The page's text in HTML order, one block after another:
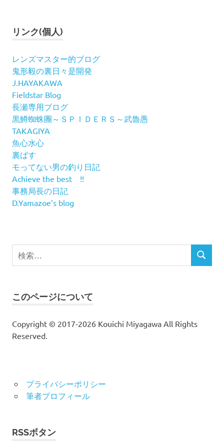
リンク(個人)
レンズマスター的ブログ
鬼形毅の裏日々是開発
J.HAYAKAWA
Fieldstar Blog
長瀬専用ブログ
黒鱒蜘蛛團～ＳＰＩＤＥＲＳ～武魯愚
TAKAGIYA
魚心水心
裏ばす
モってない男の釣り日記
Achieve the best !!
事務局長の日記
D.Yamazoe’s blog
検
索
検
このページについて
Copyright © 2017-2026 Kouichi Miyagawa All Rights
Reserved.
プライバシーポリシー
筆者プロフィール
RSSボタン